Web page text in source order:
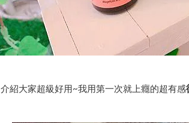
介紹大家超級好用~我用第一次就上癮的超有感